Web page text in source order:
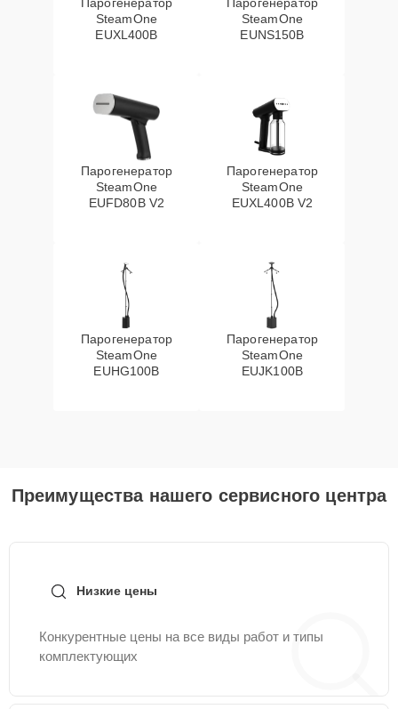
SteamOne
EUXL400B
SteamOne
EUNS150B
Парогенератор
SteamOne
EUFD80B V2
Парогенератор
SteamOne
EUXL400B V2
Парогенератор
SteamOne
EUHG100B
Парогенератор
SteamOne
EUJK100B
Преимущества нашего сервисного центра
Низкие цены
Конкурентные цены на все виды работ и типы
комплектующих